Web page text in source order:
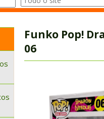
Funko Pop!
06